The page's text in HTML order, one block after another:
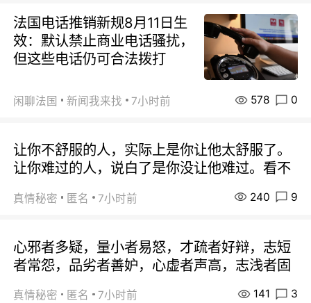
法国电话推销新规8月11日生
效：默认禁止商业电话骚扰，
但这些电话仍可合法拨打
闲聊法国 新闻我来找 7小时前 578 0
让你不舒服的人，实际上是你让他太舒服了。
让你难过的人，说白了是你没让他难过。看不
真情秘密 匿名 7小时前 240 9
心邪者多疑，量小者易怒，才疏者好辩，志短
者常怨，品劣者善妒，心虚者声高，志浅者固
真情秘密 匿名 7小时前 141 3